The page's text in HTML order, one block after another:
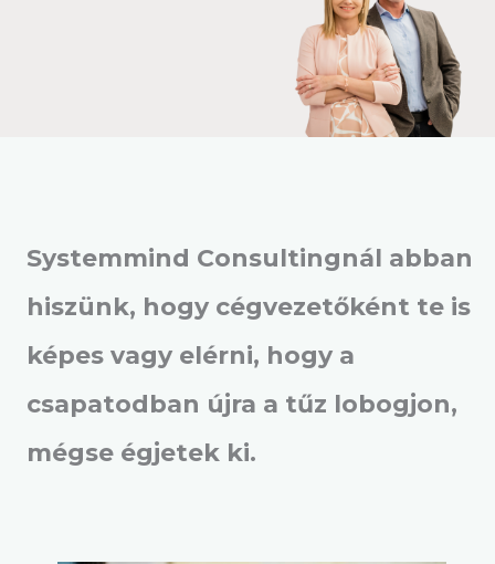
Systemmind Consultingnál abban
hiszünk, hogy cégvezetőként te is
képes vagy elérni, hogy a
csapatodban újra a tűz lobogjon,
mégse égjetek ki.